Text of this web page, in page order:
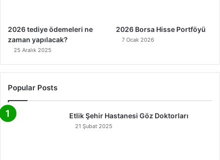
2026 tediye ödemeleri ne
zaman yapılacak?
25 Aralık 2025
2026 Borsa Hisse Portföyü
7 Ocak 2026
Popular Posts
Etlik Şehir Hastanesi Göz Doktorları
21 Şubat 2025